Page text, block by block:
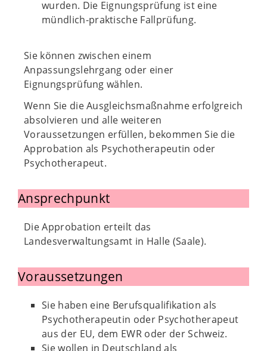
wurden. Die Eignungsprüfung ist eine
mündlich-praktische Fallprüfung.
Sie können zwischen einem
Anpassungslehrgang oder einer
Eignungsprüfung wählen.
Wenn Sie die Ausgleichsmaßnahme erfolgreich
absolvieren und alle weiteren
Voraussetzungen erfüllen, bekommen Sie die
Approbation als Psychotherapeutin oder
Psychotherapeut.
Ansprechpunkt
Die Approbation erteilt das
Landesverwaltungsamt in Halle (Saale).
Voraussetzungen
Sie haben eine Berufsqualifikation als
Psychotherapeutin oder Psychotherapeut
aus der EU, dem EWR oder der Schweiz.
Sie wollen in Deutschland als